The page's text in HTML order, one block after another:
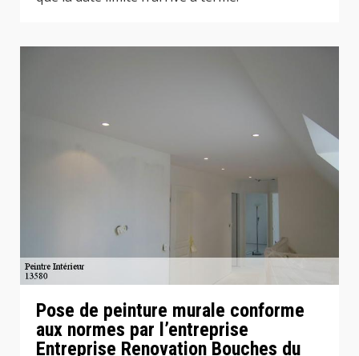
Pose de peinture murale conforme
aux normes par l’entreprise
Entreprise Renovation Bouches du